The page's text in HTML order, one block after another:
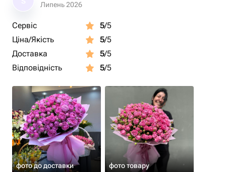
Липень 2026
Сервіс 5/5
Ціна/Якість
5/5
Доставка
5/5
Відповідність
5/5
фото до доставки фото товару